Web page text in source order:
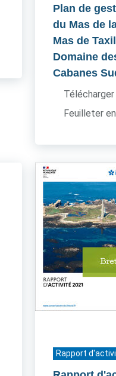
Plan de
du Mas de
Mas de
Domaine
Cabanes
Feuilleter
Rapport